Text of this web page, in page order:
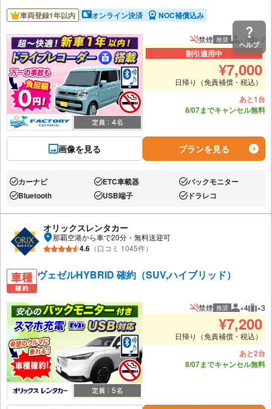
車両登録1年以内 オンライン決済 NOC補償込み
画像を見る
禁煙 推奨 推奨人数
×2 推
×2
割引適用中
¥7,000
日帰り（免責補償・税込）
あと1台
8/07までキャンセル無料
プランを見る
あり:カーナビ あり:ETC車載器 あり:バックモニター
あり:Bluetooth あり:USB端子 あり:ドラレコ
オリックスレンタカー
那覇空港から車で20分・無料送迎可
4.6 （口コミ 1045件）
ヴェゼルHYBRID 確約（SUV,ハイブリッド）
禁煙 推奨 推奨人数
×4 推
×3
¥7,200
日帰り（免責補償・税込）
あと2台
8/07までキャンセル無料
ヘルプ